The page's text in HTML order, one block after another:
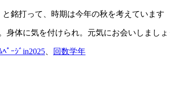
と銘打って、時期は今年の秋を考えています
身体に気を付けられ。元気にお会いしましょ
ﾟｰｼﾞin2025 回数学年